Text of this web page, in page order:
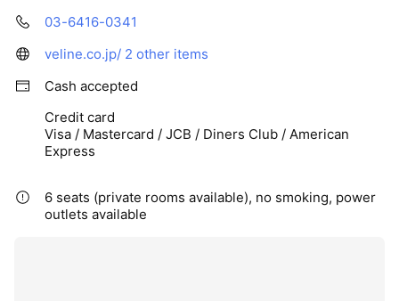
03-6416-0341
veline.co.jp/ 2 other items
Cash accepted
Credit card
Visa / Mastercard / JCB / Diners Club / American
Express
6 seats (private rooms available), no smoking, power
outlets available